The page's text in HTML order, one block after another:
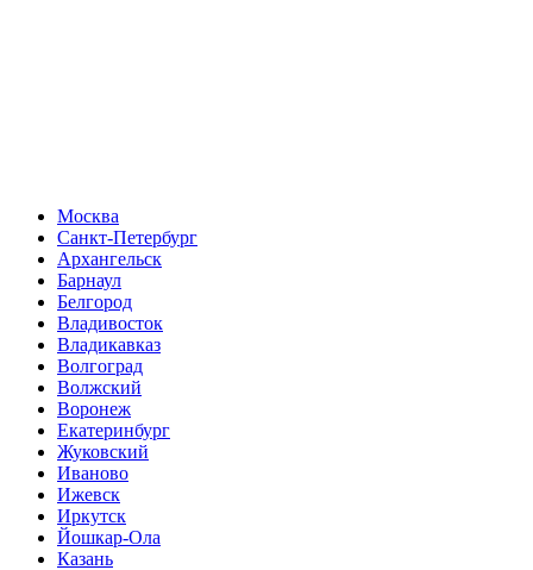
Москва
Санкт-Петербург
Архангельск
Барнаул
Белгород
Владивосток
Владикавказ
Волгоград
Волжский
Воронеж
Екатеринбург
Жуковский
Иваново
Ижевск
Иркутск
Йошкар-Ола
Казань